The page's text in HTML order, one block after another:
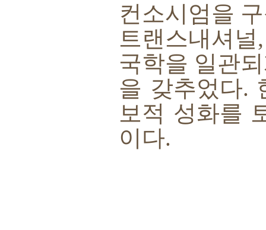
컨소시엄을
트랜스내셔널
국학을 일관
을 갖추었다.
보적 성화를
이다.